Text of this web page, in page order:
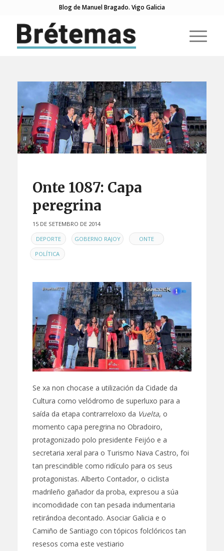
Blog de Manuel Bragado. Vigo Galicia
Onte 1087: Capa
peregrina
15 DE SETEMBRO DE 2014
EN DEPORTE , GOBERNO RAJOY , ONTE ,
POLÍTICA
Se xa non chocase a utilización da Cidade da
Cultura como velódromo de superluxo para a
saída da etapa contrarreloxo da Vuelta, o
momento capa peregrina no Obradoiro,
protagonizado polo presidente Feijóo e a
secretaria xeral para o Turismo Nava Castro, foi
tan prescindible como ridículo para os seus
protagonistas. Alberto Contador, o ciclista
madrileño gañador da proba, expresou a súa
incomodidade con tan pesada indumentaria
retirándoa decontado. Asociar Galicia e o
Camiño de Santiago con tópicos folclóricos tan
resesos coma este vestiario